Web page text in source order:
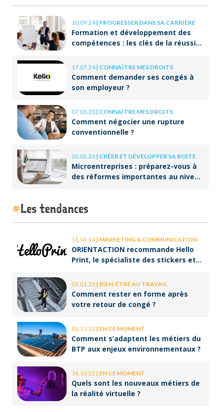
10.09.24| PROGRESSER DANS SA CARRIÈRE
Formation et développement des
compétences : les clés de la réussite
17.07.24| CONNAÎTRE MES DROITS
Comment demander ses congés à
son employeur ?
07.03.23 | CONNAÎTRE MES DROITS
Comment négocier une rupture
conventionnelle ?
20.02.23 | CRÉER ET DÉVELOPPER SA BOÎTE
Microentreprises : préparez-vous à
des réformes importantes au niveau
Les tendances
11.03.24| MARKETING & COMMUNICATION
ORIENTACTION recommande Hello
Print, le spécialiste des stickers et
03.01.23 | BIEN-ÊTRE AU TRAVAIL
Comment rester en forme après
votre retour de congé ?
02.11.22 | EN CE MOMENT
Comment s’adaptent les métiers du
BTP aux enjeux environnementaux ?
18.10.22 | EN CE MOMENT
Quels sont les nouveaux métiers de
la réalité virtuelle ?